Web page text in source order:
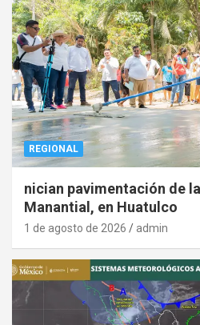
REGIONAL
nician pavimentación de
Manantial, en Huatulco
1 de agosto de 2026 admin